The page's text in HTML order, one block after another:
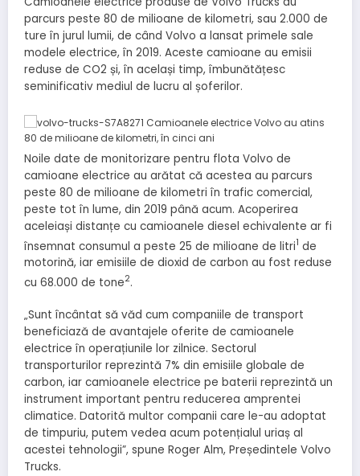
parcurs peste 80 de milioane de kilometri, sau 2.000 de
ture în jurul lumii, de când Volvo a lansat primele sale
modele electrice, în 2019. Aceste camioane au emisii
reduse de CO2 și, în același timp, îmbunătățesc
seminificativ mediul de lucru al șoferilor.
Noile date de monitorizare pentru flota Volvo de
camioane electrice au arătat că acestea au parcurs
peste 80 de milioane de kilometri în trafic comercial,
peste tot în lume, din 2019 până acum. Acoperirea
aceleiași distanțe cu camioanele diesel echivalente ar fi
însemnat consumul a peste 25 de milioane de litri1 de
motorină, iar emisiile de dioxid de carbon au fost reduse
cu 68.000 de tone2.
„Sunt încântat să văd cum companiile de transport
beneficiază de avantajele oferite de camioanele
electrice în operațiunile lor zilnice. Sectorul
transporturilor reprezintă 7% din emisiile globale de
carbon, iar camioanele electrice pe baterii reprezintă un
instrument important pentru reducerea amprentei
climatice. Datorită multor companii care le-au adoptat
de timpuriu, putem vedea acum potențialul uriaș al
acestei tehnologii”, spune Roger Alm, Președintele Volvo
Trucks.